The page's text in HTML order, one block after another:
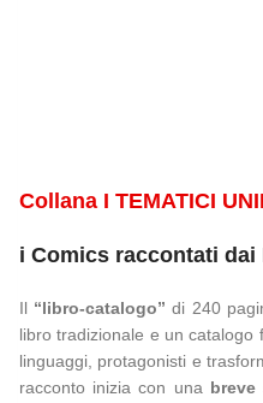
Collana I TEMATICI
i Comics raccontati dai
Il “libro-catalogo” di 240
libro tradizionale e un
linguaggi, protagonisti e
racconto inizia con una